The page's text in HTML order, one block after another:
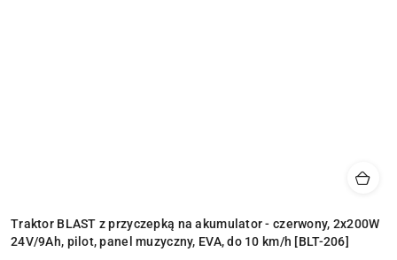
Traktor BLAST z przyczepką na akumulator - czerwony, 2x200W
24V/9Ah, pilot, panel muzyczny, EVA, do 10 km/h [BLT-206]